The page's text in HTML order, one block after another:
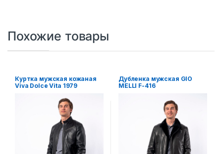
Похожие товары
Куртка мужская кожаная
Viva Dolce Vita 1979
Дубленка мужская GIO
MELLI F-416